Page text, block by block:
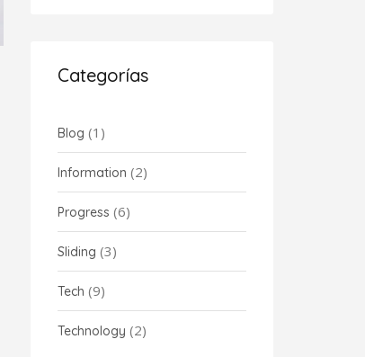
Categorías
Blog (1)
Information (2)
Progress (6)
Sliding (3)
Tech (9)
Technology (2)